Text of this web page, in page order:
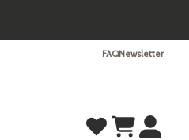
FAQNewsletter